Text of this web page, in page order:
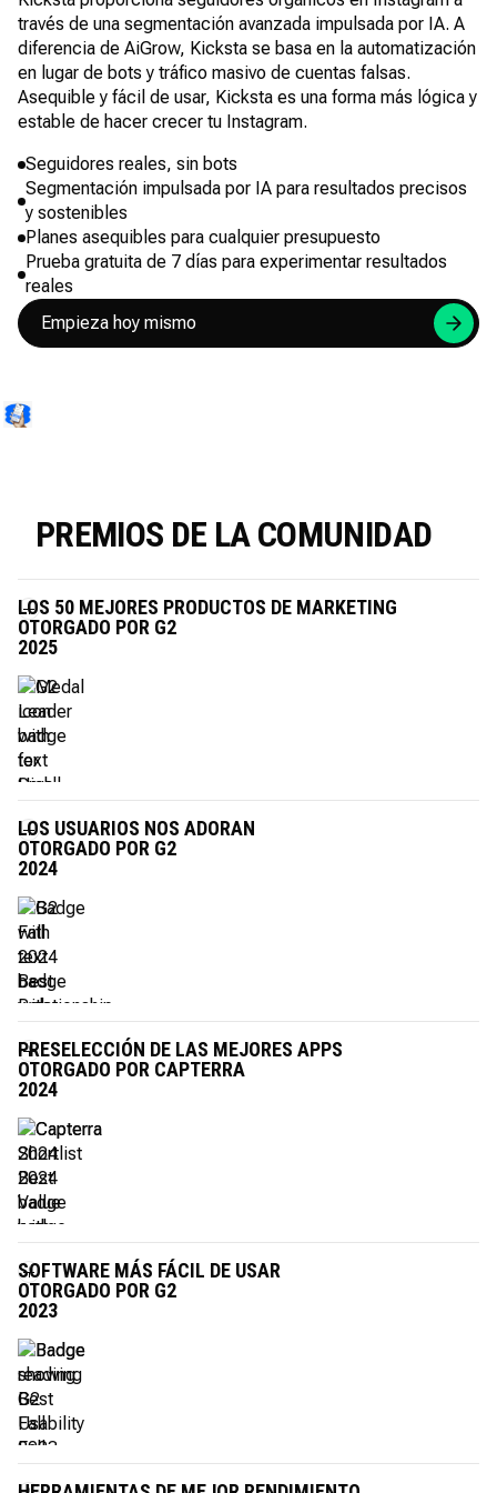
través de una segmentación avanzada impulsada por IA. A
diferencia de AiGrow, Kicksta se basa en la automatización
en lugar de bots y tráfico masivo de cuentas falsas.
Asequible y fácil de usar, Kicksta es una forma más lógica y
estable de hacer crecer tu Instagram.
Seguidores reales, sin bots
Segmentación impulsada por IA para resultados precisos
y sostenibles
Planes asequibles para cualquier presupuesto
Prueba gratuita de 7 días para experimentar resultados
reales
Empieza hoy mismo
PREMIOS DE LA COMUNIDAD
LOS 50 MEJORES PRODUCTOS DE MARKETING
OTORGADO POR G2
2025
LOS USUARIOS NOS ADORAN
OTORGADO POR G2
2024
PRESELECCIÓN DE LAS MEJORES APPS
OTORGADO POR CAPTERRA
2024
SOFTWARE MÁS FÁCIL DE USAR
OTORGADO POR G2
2023